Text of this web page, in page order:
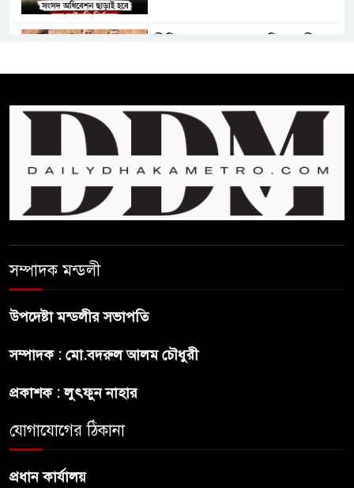
প্রীতির সাথে প্রেম নয় ছিল গভীর
জুলাই সনদ ও জুলাই যোদ্ধা সংবর্ধনা
অনুষ্ঠানে বিশৃঙ্খলায় ক্ষুদ্ধ ভারপ্রাপ্ত
রাষ্ট্রপতি
আমরা যদি বলি জুলাই কার, তাহলে
তো জুলাই কারওই থাকবে না:
শেখ হাসিনার বক্তব্য প্রচার করলেই
ব্যবস্থা নিবে সরকার : প্রধানমন্ত্রীর
সম্পাদক মন্ডলী
উপদেষ্টা মন্ডলীর সভাপতি
সম্পাদক : মো.বদরুল আলম চৌধুরী
প্রকাশক : লুৎফুন নাহার
যোগাযোগের ঠিকানা
প্রধান কার্যালয়